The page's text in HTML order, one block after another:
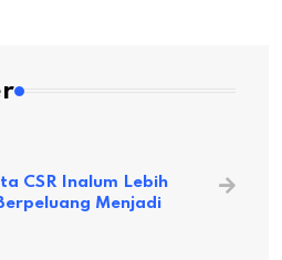
CSR Inalum Lebih
Menjadi